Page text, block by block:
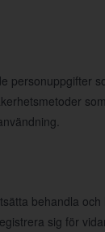
personuppgifter
behandla
sig för